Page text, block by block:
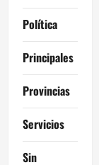
Política
Principales
Provincias
Servicios
Sin